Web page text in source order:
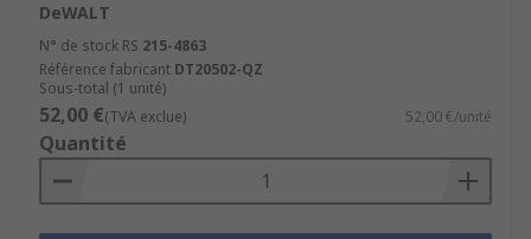
DeWALT
N° de stock RS 215-4863
Référence fabricant DT20502-QZ
Sous-total (1 unité)
52,00 €(TVA exclue) 52,00 €/unité
Quantité